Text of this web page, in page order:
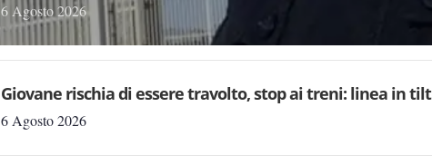
6 Agosto 2026
Giovane rischia di essere travolto, stop ai treni: linea in tilt
6 Agosto 2026